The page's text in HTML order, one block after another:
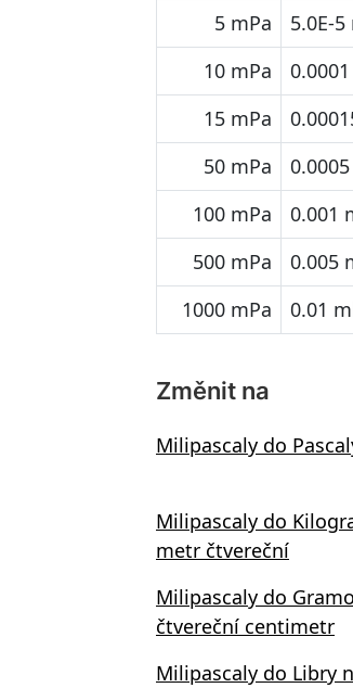
5 mPa
5.0E-
10 mPa
15 mPa
50 mPa
100 mPa
0.001
500 mPa
0.005
1000 mPa
0.01
Změnit na
Milipascaly do
Milipascaly do
metr čtvereční
Milipascaly do
čtvereční centimetr
Milipascaly do Libry